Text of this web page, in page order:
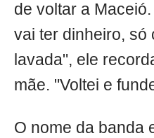
de voltar a
vai ter dinheiro, só
lavada", ele
mãe. "Voltei e
O nome da banda